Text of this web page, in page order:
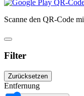
Scanne den QR-Code
Filter
Zurücksetzen
Entfernung